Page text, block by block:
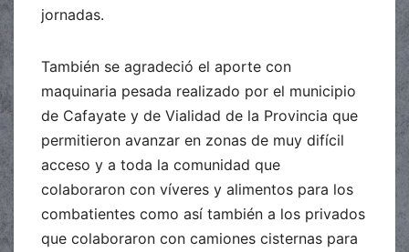
jornadas.
También se agradeció el aporte con
maquinaria pesada realizado por el municipio
de Cafayate y de Vialidad de la Provincia que
permitieron avanzar en zonas de muy difícil
acceso y a toda la comunidad que
colaboraron con víveres y alimentos para los
combatientes como así también a los privados
que colaboraron con camiones cisternas para